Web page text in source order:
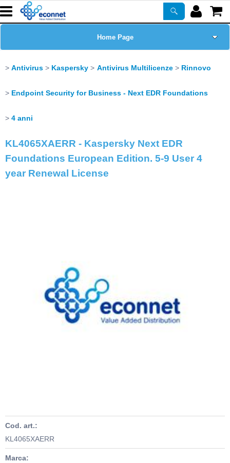
Home Page
Prodotti
ASSISTENZA
Certificazioni
Antivirus Kaspersky Antivirus Multilicenze Rinnovo
Endpoint Security for Business - Next EDR Foundations
4 anni
KL4065XAERR - Kaspersky Next EDR
Foundations European Edition. 5-9 User 4
year Renewal License
Cod. art.:
KL4065XAERR
Marca: